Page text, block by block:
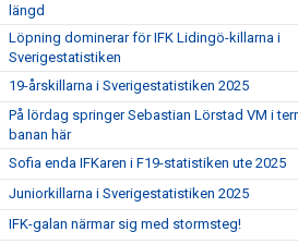
längd
Löpning dominerar för IFK Lidingö-killarna i
Sverigestatistiken
19-årskillarna i Sverigestatistiken 2025
På lördag springer Sebastian Lörstad VM i
banan här
Sofia enda IFKaren i F19-statistiken ute 2025
Juniorkillarna i Sverigestatistiken 2025
IFK-galan närmar sig med stormsteg!